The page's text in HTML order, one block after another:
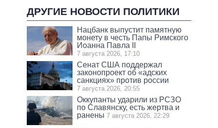
ДРУГИЕ НОВОСТИ ПОЛИТИКИ
Нацбанк выпустит памятную
монету в честь Папы Римского
Иоанна Павла II
7 августа 2026, 17:10
Сенат США поддержал
законопроект об «адских
санкциях» против россии
7 августа 2026, 20:55
Оккупанты ударили из РСЗО
по Славянску, есть жертва и
ранены 7 августа 2026, 22:29